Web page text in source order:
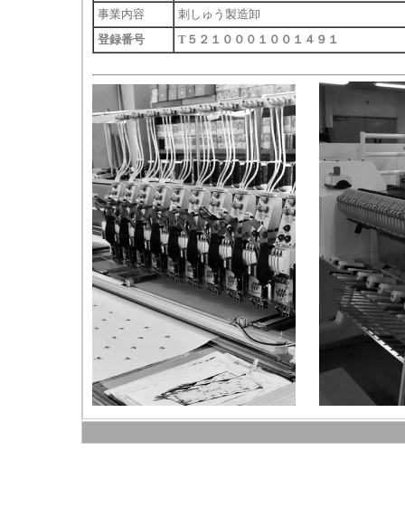
事業内容
刺しゅう製造卸
登録番号
T５２１０００１００１４９１